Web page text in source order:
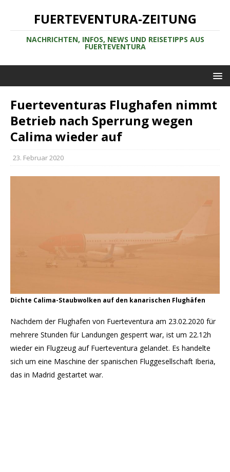
FUERTEVENTURA-ZEITUNG
NACHRICHTEN, INFOS, NEWS UND REISETIPPS AUS
FUERTEVENTURA
Fuerteventuras Flughafen nimmt
Betrieb nach Sperrung wegen
Calima wieder auf
23. Februar 2020
Dichte Calima-Staubwolken auf den kanarischen Flughäfen
Nachdem der Flughafen von Fuerteventura am 23.02.2020 für
mehrere Stunden für Landungen gesperrt war, ist um 22.12h
wieder ein Flugzeug auf Fuerteventura gelandet. Es handelte
sich um eine Maschine der spanischen Fluggesellschaft Iberia,
das in Madrid gestartet war.